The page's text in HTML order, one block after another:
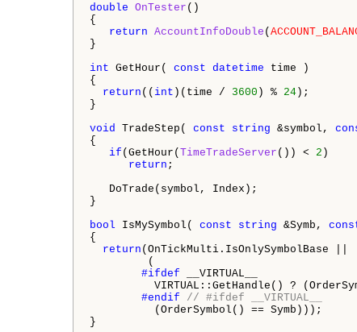
double OnTester ()
{
return AccountInfoDouble (
}
int GetHour( const datetime time )
{
return (( int )(time / 3600 ) % 24 );
}
void
TradeStep( const string &symbol,
{
if (GetHour( TimeTradeServer ()) < 2 )
return ;
DoTrade(symbol, Index);
}
bool IsMySymbol( const string &Symb,
{
return (OnTickMulti.IsOnlySymbolBase ||
(
#ifdef
__VIRTUAL__
VIRTUAL::GetHandle() ?
#endif // #ifdef __VIRTUAL__
(OrderSymbol() == Symb)));
}